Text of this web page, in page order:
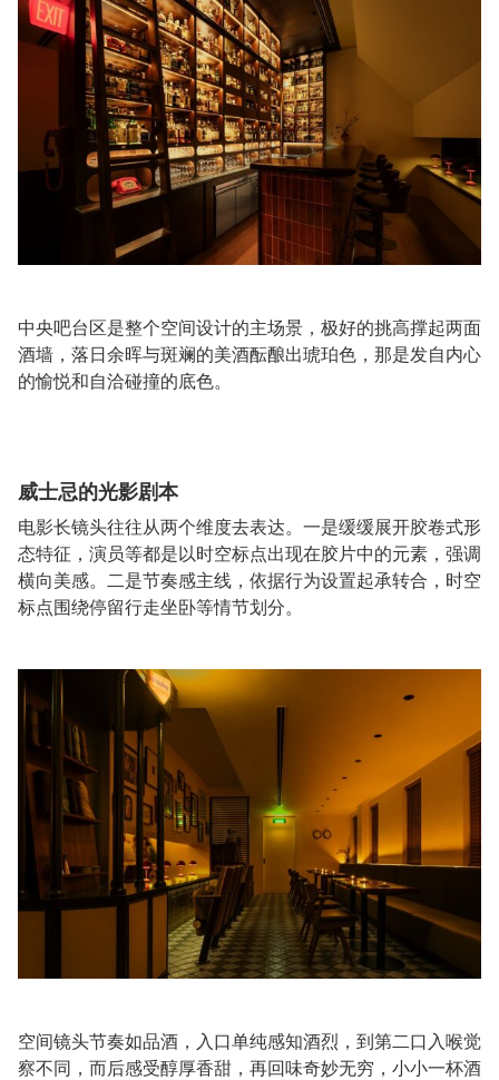
中央吧台区是整个空间设计的主场景，极好的挑高撑起两面
酒墙，落日余晖与斑斓的美酒酝酿出琥珀色，那是发自内心
的愉悦和自洽碰撞的底色。
威士忌的光影剧本
电影长镜头往往从两个维度去表达。一是缓缓展开胶卷式形
态特征，演员等都是以时空标点出现在胶片中的元素，强调
横向美感。二是节奏感主线，依据行为设置起承转合，时空
标点围绕停留行走坐卧等情节划分。
空间镜头节奏如品酒，入口单纯感知酒烈，到第二口入喉觉
察不同，而后感受醇厚香甜，再回味奇妙无穷，小小一杯酒